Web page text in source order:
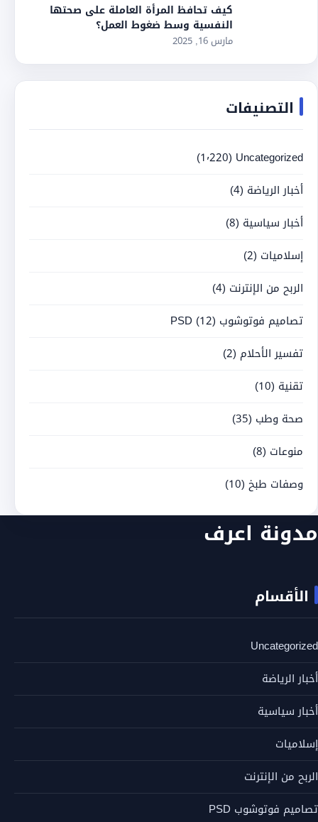
كيف تحافظ المرأة العاملة على صحتها
النفسية وسط ضغوط العمل؟
مارس 16, 2025
التصنيفات
Uncategorized (1٬220)
أخبار الرياضة (4)
أخبار سياسية (8)
إسلاميات (2)
الربح من الإنترنت (4)
تصاميم فوتوشوب PSD (12)
تفسير الأحلام (2)
تقنية (10)
صحة وطب (35)
منوعات (8)
وصفات طبخ (10)
مدونة اعرف
الأقسام
Uncategorized
أخبار الرياضة
أخبار سياسية
إسلاميات
الربح من الإنترنت
تصاميم فوتوشوب PSD